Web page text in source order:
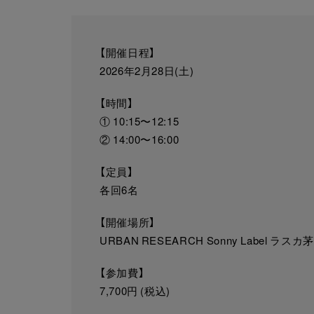
【開催日程】
2026年2月28日(土)
【時間】
① 10:15〜12:15
② 14:00〜16:00
【定員】
各回6名
【開催場所】
URBAN RESEARCH Sonny Label ラスカ
【参加費】
7,700円 (税込)